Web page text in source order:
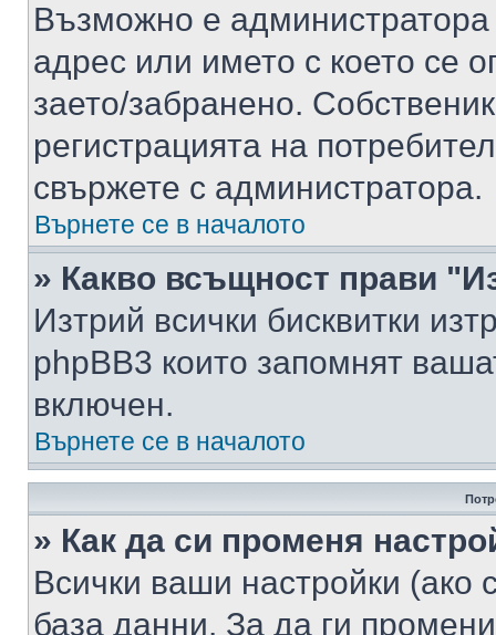
Възможно е
адрес или името с което се
заето/забранено.
регистрацията на
свържете с администратора.
Върнете се в началото
» Какво всъщност прави
Изтрий всички бисквитки
phpBB3 които запомнят
включен.
Върнете се в началото
» Как да си променя
Всички ваши настройки (ако
база данни. За да ги